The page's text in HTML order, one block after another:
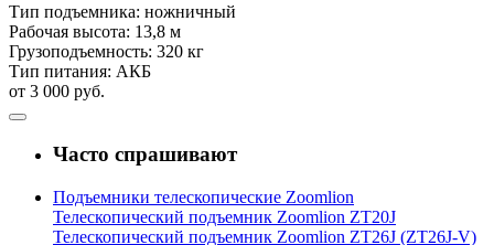
Тип подъемника: ножничный
Рабочая высота: 13,8 м
Грузоподъемность: 320 кг
Тип питания: АКБ
от 3 000 руб.
Часто спрашивают
Подъемники телескопические Zoomlion
Телескопический подъемник Zoomlion ZT20J
Телескопический подъемник Zoomlion ZT26J (ZT26J-V)